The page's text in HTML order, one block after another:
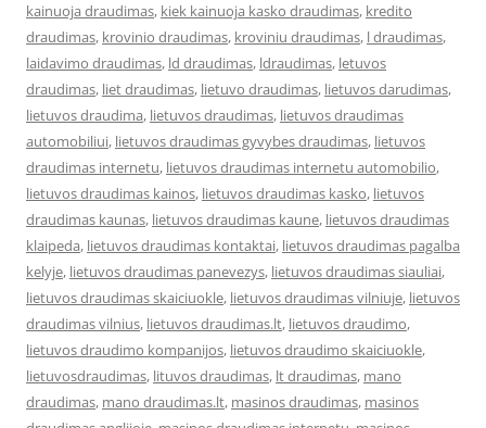
kainuoja draudimas, kiek kainuoja kasko draudimas, kredito
draudimas, krovinio draudimas, kroviniu draudimas, l draudimas,
laidavimo draudimas, ld draudimas, ldraudimas, letuvos
draudimas, liet draudimas, lietuvo draudimas, lietuvos darudimas,
lietuvos draudima, lietuvos draudimas, lietuvos draudimas
automobiliui, lietuvos draudimas gyvybes draudimas, lietuvos
draudimas internetu, lietuvos draudimas internetu automobilio,
lietuvos draudimas kainos, lietuvos draudimas kasko, lietuvos
draudimas kaunas, lietuvos draudimas kaune, lietuvos draudimas
klaipeda, lietuvos draudimas kontaktai, lietuvos draudimas pagalba
kelyje, lietuvos draudimas panevezys, lietuvos draudimas siauliai,
lietuvos draudimas skaiciuokle, lietuvos draudimas vilniuje, lietuvos
draudimas vilnius, lietuvos draudimas.lt, lietuvos draudimo,
lietuvos draudimo kompanijos, lietuvos draudimo skaiciuokle,
lietuvosdraudimas, lituvos draudimas, lt draudimas, mano
draudimas, mano draudimas.lt, masinos draudimas, masinos